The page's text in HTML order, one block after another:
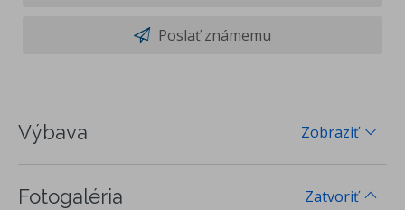
Poslať známemu
Zobraziť
Výbava
Zatvoriť
Fotogaléria